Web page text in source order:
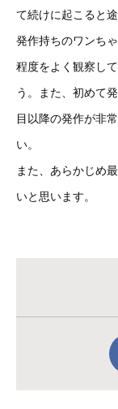
て続けに起こると
発作持ちのワンち
程度をよく観察し
う。また、初めて
目以降の発作が非
い。
また、あらかじめ
いと思います。